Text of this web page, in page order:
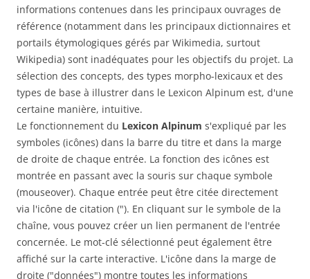
informations contenues dans les principaux ouvrages de
référence (notamment dans les principaux dictionnaires et
portails étymologiques gérés par Wikimedia, surtout
Wikipedia) sont inadéquates pour les objectifs du projet. La
sélection des concepts, des types morpho-lexicaux et des
types de base à illustrer dans le Lexicon Alpinum est, d'une
certaine manière, intuitive.
Le fonctionnement du Lexicon Alpinum s'expliqué par les
symboles (icônes) dans la barre du titre et dans la marge
de droite de chaque entrée. La fonction des icônes est
montrée en passant avec la souris sur chaque symbole
(mouseover). Chaque entrée peut être citée directement
via l'icône de citation ("). En cliquant sur le symbole de la
chaîne, vous pouvez créer un lien permanent de l'entrée
concernée. Le mot-clé sélectionné peut également être
affiché sur la carte interactive. L'icône dans la marge de
droite ("données") montre toutes les informations